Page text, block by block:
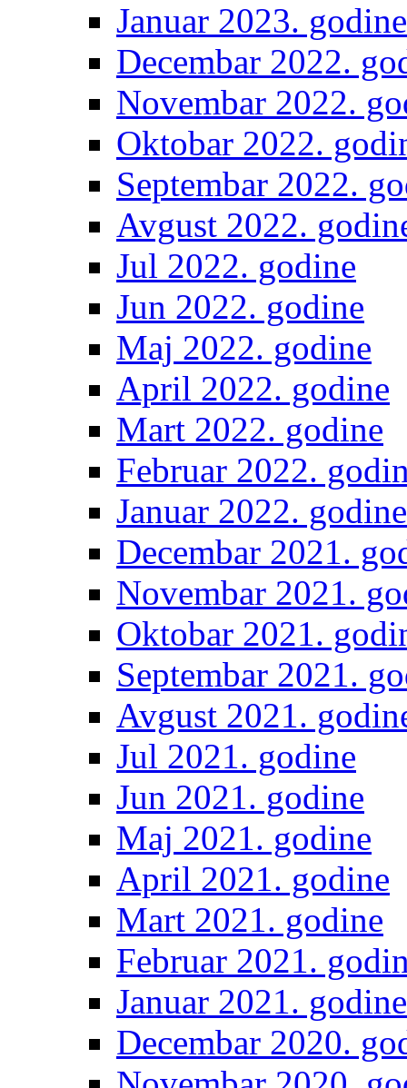
Januar 2023. godine
Decembar 2022.
Novembar 2022.
Oktobar 2022.
Septembar 2022.
Avgust 2022.
Jul 2022. godine
Jun 2022. godine
Maj 2022. godine
April 2022. godine
Mart 2022. godine
Februar 2022.
Januar 2022. godine
Decembar 2021.
Novembar 2021.
Oktobar 2021.
Septembar 2021.
Avgust 2021.
Jul 2021. godine
Jun 2021. godine
Maj 2021. godine
April 2021. godine
Mart 2021. godine
Februar 2021.
Januar 2021. godine
Decembar 2020.